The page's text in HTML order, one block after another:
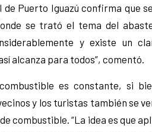
Puerto Iguazú confirma que
se trató el tema del
y existe un
alcanza para todos”, comentó.
es constante, si
y los turistas también se
combustible. “La idea es que